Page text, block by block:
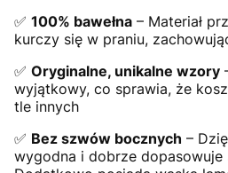
✅ 100% bawełna – Materiał
kurczy się w praniu,
✅ Oryginalne, unikalne wzory
wyjątkowy, co sprawia, że
tle innych
✅ Bez szwów bocznych –
wygodna i dobrze dopasowuje